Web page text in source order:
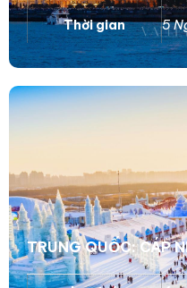
Thời gian 5
TRUNG QUỐC: CÁP